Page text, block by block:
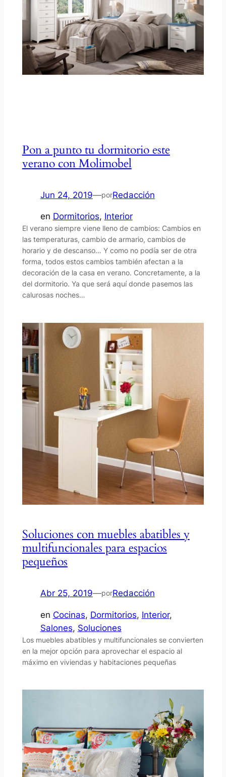
Pon a punto tu dormitorio este
verano con Molimobel
Jun 24, 2019—porRedacción
en Dormitorios, Interior
El verano siempre viene lleno de cambios: Cambios en
las temperaturas, cambio de armario, cambios de
horario y de descanso… Y como no podía ser de otra
forma, todos estos cambios también afectan a la
decoración de la casa en verano. Concretamente, a la
del dormitorio. Ya que será aquí donde pasemos las
calurosas noches…
Soluciones con muebles abatibles y
multifuncionales para espacios
pequeños
Abr 25, 2019—porRedacción
en Cocinas, Dormitorios, Interior
Salones, Soluciones
Los muebles abatibles y multifuncionales se convierten
en la mejor opción para aprovechar el espacio al
máximo en viviendas y habitaciones pequeñas